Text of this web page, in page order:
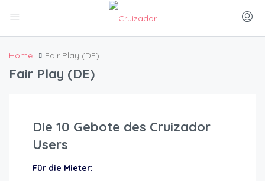
Home Fair Play (DE)
Fair Play (DE)
Die 10 Gebote des Cruizador
Users
Für die Mieter: